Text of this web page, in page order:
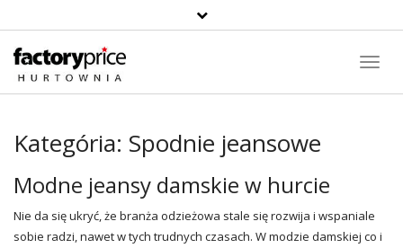
Kategória: Spodnie jeansowe
Modne jeansy damskie w hurcie
Nie da się ukryć, że branża odzieżowa stale się rozwija i wspaniale
sobie radzi, nawet w tych trudnych czasach. W modzie damskiej co i